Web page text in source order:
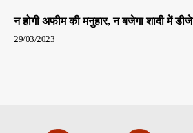
न होगी अफीम की मनुहार, न बजेगा शादी में डीजे
29/03/2023